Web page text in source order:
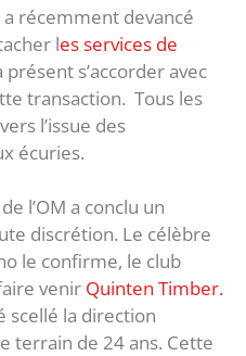
récemment devancé
les services de
présent s’accorder avec
transaction. Tous les
l’issue des
écuries.
l’OM a conclu un
discrétion. Le célèbre
le confirme, le club
venir Quinten Timber.
scellé la direction
terrain de 24 ans. Cette